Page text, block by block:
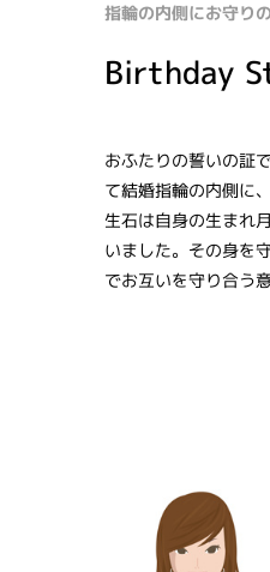
指輪の内側にお守り
Birthday
おふたりの誓いの証
て結婚指輪の内側に
生石は自身の生まれ
いました。その身を
でお互いを守り合う